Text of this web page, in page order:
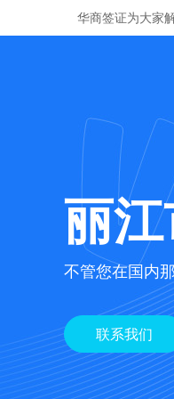
华商签证为大家
丽
不管您在国内
联系我们